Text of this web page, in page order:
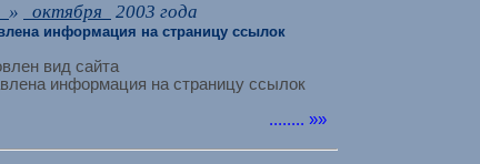
» октября 2003 года
информация на страницу ссылок
вид сайта
информация на страницу ссылок
........ »»